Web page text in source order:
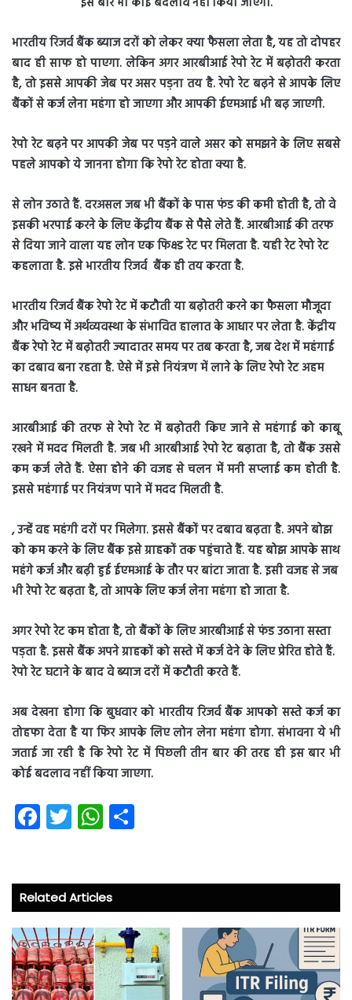
भारतीय र‍िजर्व बैंक ब्याज दरों को लेकर क्या फैसला लेता है, यह तो दोपहर
बाद ही साफ हो पाएगा. लेक‍िन अगर आरबीआई रेपो रेट में बढ़ोतरी करता
है, तो इससे आपकी जेब पर असर पड़ना तय है. रेपो रेट बढ़ने से आपके लिए
बैंकों से कर्ज लेना महंगा हो जाएगा और आपकी ईएमआई भी बढ़ जाएगी.
रेपो रेट बढ़ने पर आपकी जेब पर पड़ने वाले असर को समझने के लिए सबसे
पहले आपको ये जानना होगा कि रेपो रेट होता क्या है.
से लोन उठाते हैं. दरअसल जब भी बैंकों के पास फंड की कमी होती है, तो वे
इसकी भरपाई करने के लिए केंद्रीय बैंक से पैसे लेते हैं. आरबीआई की तरफ
से दिया जाने वाला यह लोन एक फिक्स्ड रेट पर मिलता है. यही रेट रेपो रेट
कहलाता है. इसे भारतीय र‍िजर्व बैंक ही तय करता है.
भारतीय रिजर्व बैंक रेपो रेट में कटौती या बढ़ोतरी करने का फैसला मौजूदा
और भव‍िष्य में अर्थव्यवस्था के संभावित हालात के आधार पर लेता है. केंद्रीय
बैंक रेपो रेट में बढ़ोतरी ज्यादातर समय पर तब करता है, जब देश में महंगाई
का दबाव बना रहता है. ऐसे में इसे नियंत्रण में लाने के लिए रेपो रेट अहम
साधन बनता है.
आरबीआई की तरफ से रेपो रेट में बढ़ोतरी किए जाने से महंगाई को काबू
रखने में मदद मिलती है. जब भी आरबीआई रेपो रेट बढ़ाता है, तो बैंक उससे
कम कर्ज लेते हैं. ऐसा होने की वजह से चलन में मनी सप्लाई कम होती है.
इससे महंगाई पर नियंत्रण पाने में मदद मिलती है.
, उन्हें वह महंगी दरों पर मिलेगा. इससे बैंकों पर दबाव बढ़ता है. अपने बोझ
को कम करने के लिए बैंक इसे ग्राहकों तक पहुंचाते हैं. यह बोझ आपके साथ
महंगे कर्ज और बढ़ी हुई ईएमआई के तौर पर बांटा जाता है. इसी वजह से जब
भी रेपो रेट बढ़ता है, तो आपके लिए कर्ज लेना महंगा हो जाता है.
अगर रेपो रेट कम होता है, तो बैंकों के लिए आरबीआई से फंड उठाना सस्ता
पड़ता है. इससे बैंक अपने ग्राहकों को सस्ते में कर्ज देने के लिए प्रेरित होते हैं.
रेपो रेट घटाने के बाद वे ब्याज दरों में कटौती करते हैं.
अब देखना होगा कि बुधवार को भारतीय रिजर्व बैंक आपको सस्ते कर्ज का
तोहफा देता है या फिर आपके लिए लोन लेना महंगा होगा. संभावना ये भी
जताई जा रही है कि रेपो रेट में पिछली तीन बार की तरह ही इस बार भी
कोई बदलाव नहीं किया जाएगा.
Fa
ce
o
ok
T
wi
er
W
ha
A
p
p
Related Articles